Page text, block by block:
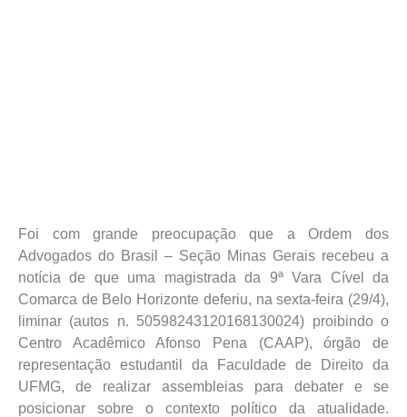
Foi com grande preocupação que a Ordem dos
Advogados do Brasil – Seção Minas Gerais recebeu a
notícia de que uma magistrada da 9ª Vara Cível da
Comarca de Belo Horizonte deferiu, na sexta-feira (29/4),
liminar (autos n. 50598243120168130024) proibindo o
Centro Acadêmico Afonso Pena (CAAP), órgão de
representação estudantil da Faculdade de Direito da
UFMG, de realizar assembleias para debater e se
posicionar sobre o contexto político da atualidade.